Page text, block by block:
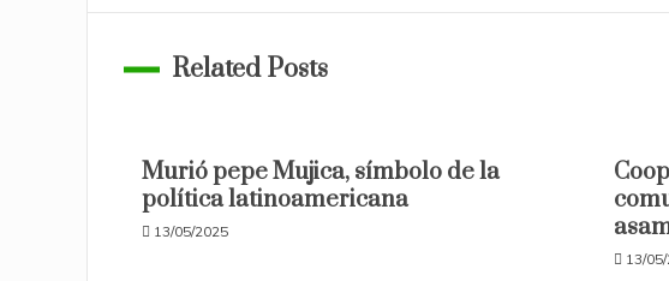
de
entradas
Related Posts
Murió pepe Mujica, símbolo de la
política latinoamericana
13/05/2025
13/